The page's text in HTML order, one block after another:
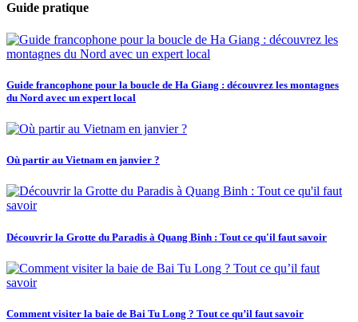
Guide pratique
Guide francophone pour la boucle de Ha Giang : découvrez les montagnes
du Nord avec un expert local
Où partir au Vietnam en janvier ?
Découvrir la Grotte du Paradis à Quang Binh : Tout ce qu'il faut savoir
Comment visiter la baie de Bai Tu Long ? Tout ce qu’il faut savoir